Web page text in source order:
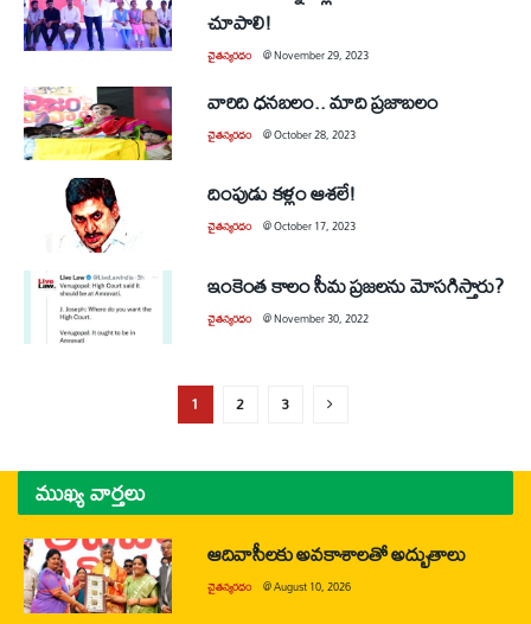
చూపాలి!
చైతన్యరధం @November 29, 2023
వారిది ధనబలం.. మాది ప్రజాబలం
చైతన్యరధం @October 28, 2023
దింపుడు కళ్లం ఆశలే!
చైతన్యరధం @October 17, 2023
ఇంకెంత కాలం సీమ ప్రజలను మోసగిస్తారు?
చైతన్యరధం @November 30, 2022
1 2 3
ముఖ్య వార్తలు
ఆదివాసీలకు అవకాశాలతో అద్భుతాలు
చైతన్యరధం @August 10, 2026